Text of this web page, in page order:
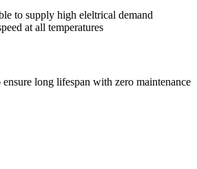
to supply high eleltrical demand
at all temperatures
ensure long lifespan with zero maintenance